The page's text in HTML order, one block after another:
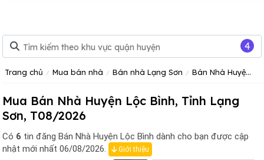
Trang chủ Mua bán nhà Bán nhà Lạng Sơn Bán Nhà Huyện Lộc Bình
Mua Bán Nhà Huyện Lộc Bình, Tỉnh Lạng
Sơn, T08/2026
Có 6 tin đăng Bán Nhà Huyện Lộc Bình dành cho bạn được cập
nhật mới nhất 06/08/2026.
Giới thiệu
4